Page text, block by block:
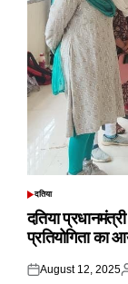
POSTED
दतिया
दतिया
प्रतियोगिता का
Posted
August 12, 2025